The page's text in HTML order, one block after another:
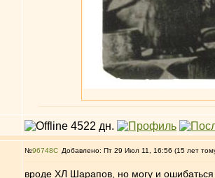
№96748 Добавлено: Пт 29 Июл 11, 16:56 (15 лет
вроде ХЛ Шарапов, но могу и ошибаться